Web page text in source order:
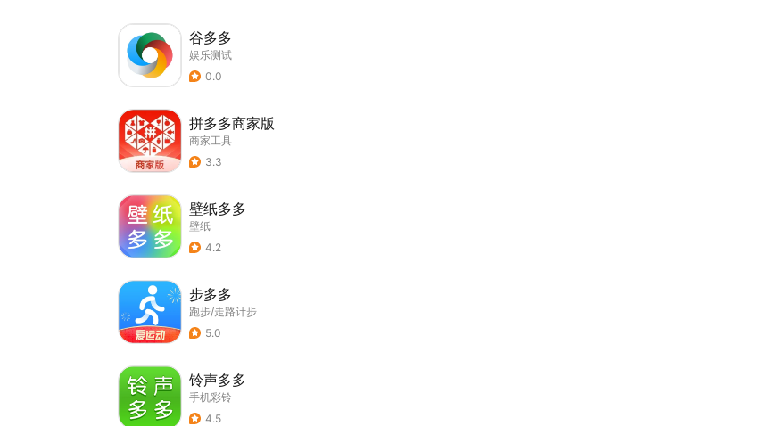
谷多多
娱乐测试
0.0
拼多多商家版
商家工具
3.3
壁纸多多
壁纸
4.2
步多多
跑步/走路计步
5.0
铃声多多
手机彩铃
4.5